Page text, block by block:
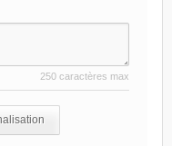
250 caractères max